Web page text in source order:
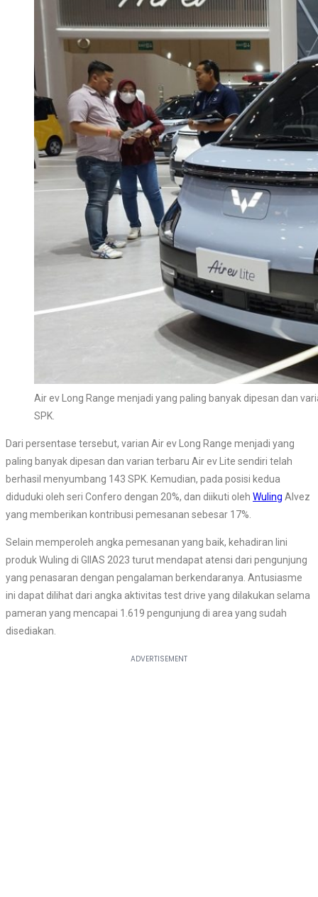
Air ev Long Range menjadi yang paling banyak dipesan dan
SPK.
Dari persentase tersebut, varian Air ev Long Range menjadi yang
paling banyak dipesan dan varian terbaru Air ev Lite sendiri telah
berhasil menyumbang 143 SPK. Kemudian, pada posisi kedua
diduduki oleh seri Confero dengan 20%, dan diikuti oleh Wuling Alvez
yang memberikan kontribusi pemesanan sebesar 17%.
Selain memperoleh angka pemesanan yang baik, kehadiran lini
produk Wuling di GIIAS 2023 turut mendapat atensi dari pengunjung
yang penasaran dengan pengalaman berkendaranya. Antusiasme
ini dapat dilihat dari angka aktivitas test drive yang dilakukan selama
pameran yang mencapai 1.619 pengunjung di area yang sudah
disediakan.